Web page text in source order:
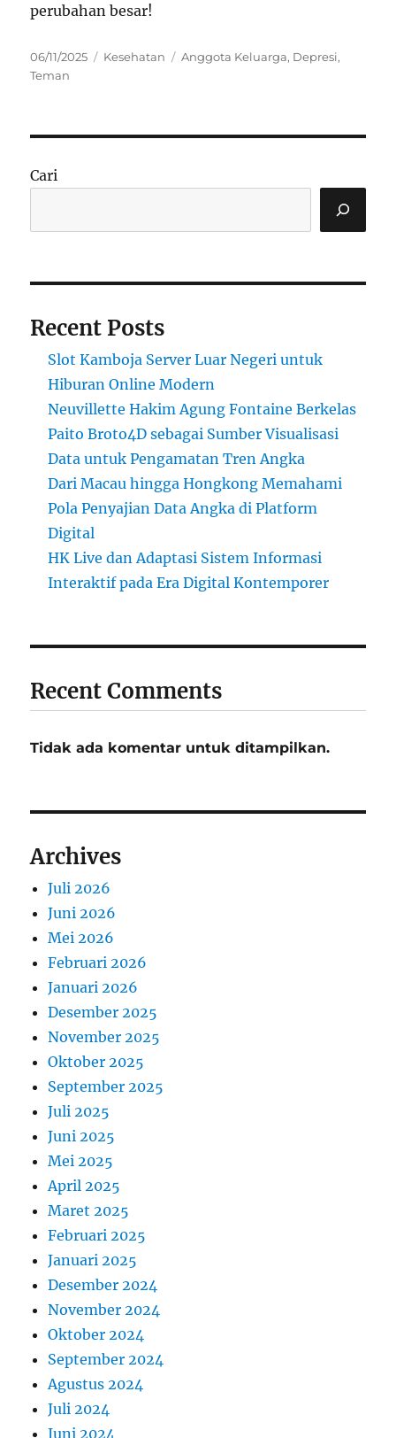
perubahan besar!
Posted
on
06/11/2025 Categories
Kesehatan Tags
Anggota Keluarga, Depresi,
Teman
Cari
Recent Posts
Slot Kamboja Server Luar Negeri untuk
Hiburan Online Modern
Neuvillette Hakim Agung Fontaine Berkelas
Paito Broto4D sebagai Sumber Visualisasi
Data untuk Pengamatan Tren Angka
Dari Macau hingga Hongkong Memahami
Pola Penyajian Data Angka di Platform
Digital
HK Live dan Adaptasi Sistem Informasi
Interaktif pada Era Digital Kontemporer
Recent Comments
Tidak ada komentar untuk ditampilkan.
Archives
Juli 2026
Juni 2026
Mei 2026
Februari 2026
Januari 2026
Desember 2025
November 2025
Oktober 2025
September 2025
Juli 2025
Juni 2025
Mei 2025
April 2025
Maret 2025
Februari 2025
Januari 2025
Desember 2024
November 2024
Oktober 2024
September 2024
Agustus 2024
Juli 2024
Juni 2024